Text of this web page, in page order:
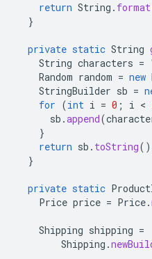
return String . format
}
private static String
String characters =
Random random = new
StringBuilder sb =
for (int i = 0 ; i <
sb .append(
}
return sb . toString
}
private static
Price price = Price.
Shipping shipping =
Shipping .